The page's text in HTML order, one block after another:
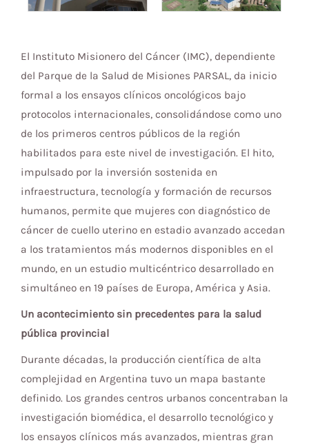
El Instituto Misionero del Cáncer (IMC), dependiente
del Parque de la Salud de Misiones PARSAL, da inicio
formal a los ensayos clínicos oncológicos bajo
protocolos internacionales, consolidándose como uno
de los primeros centros públicos de la región
habilitados para este nivel de investigación. El hito,
impulsado por la inversión sostenida en
infraestructura, tecnología y formación de recursos
humanos, permite que mujeres con diagnóstico de
cáncer de cuello uterino en estadio avanzado accedan
a los tratamientos más modernos disponibles en el
mundo, en un estudio multicéntrico desarrollado en
simultáneo en 19 países de Europa, América y Asia.
Un acontecimiento sin precedentes para la salud
pública provincial
Durante décadas, la producción científica de alta
complejidad en Argentina tuvo un mapa bastante
definido. Los grandes centros urbanos concentraban la
investigación biomédica, el desarrollo tecnológico y
los ensayos clínicos más avanzados, mientras gran